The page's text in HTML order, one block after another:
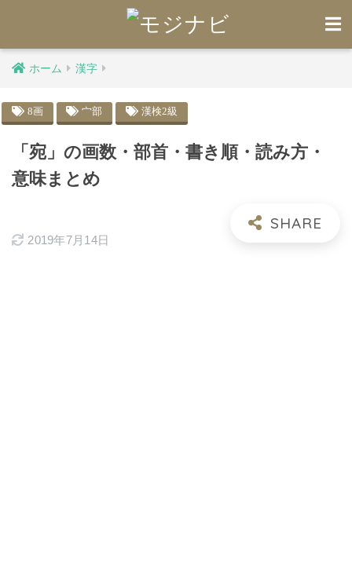
ホーム 漢字
8画 宀部 漢検2級
「宛」の画数・部首・書き順・読み方・
意味まとめ
2019年7月14日